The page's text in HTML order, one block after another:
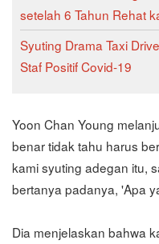
setelah 6 Tahun Rehat
Syuting Drama Taxi
Staf Positif Covid-19
Yoon Chan Young
benar tidak tahu harus
kami syuting adegan itu,
bertanya padanya, 'Apa
Dia menjelaskan bahwa